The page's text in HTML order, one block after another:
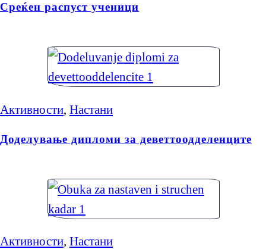
Среќен распуст ученици
Активности, Настани
Доделување дипломи за деветтоодделенците
Активности, Настани